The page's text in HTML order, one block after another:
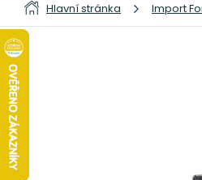
Hlavní stránka Import